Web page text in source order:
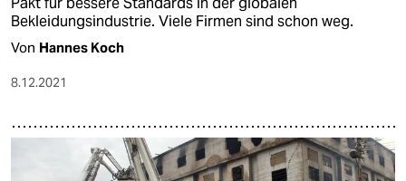
Bekleidungsindustrie. Viele Firmen sind schon weg.
Von Hannes Koch
8.12.2021